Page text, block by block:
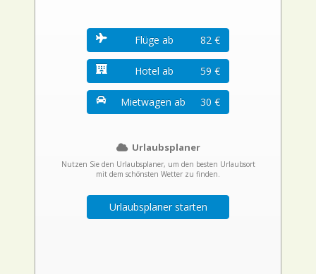
Flüge ab 82 €
Hotel ab 59 €
Mietwagen ab 30 €
Urlaubsplaner
Nutzen Sie den Urlaubsplaner, um den besten Urlaubsort
mit dem schönsten Wetter zu finden.
Urlaubsplaner starten